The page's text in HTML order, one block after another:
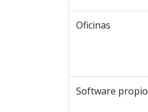
Oficinas
Software propio